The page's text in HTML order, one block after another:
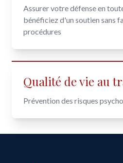
Assurer votre défense en
bénéficiez d'un soutien sans
procédures
Qualité de vie au
Prévention des risques